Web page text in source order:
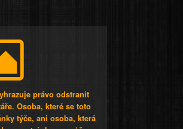
právo odstranit
Osoba, které se toto
týče, ani osoba, která